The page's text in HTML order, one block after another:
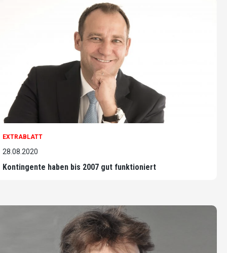
EXTRABLATT
28.08.2020
Kontingente haben bis 2007 gut funktioniert